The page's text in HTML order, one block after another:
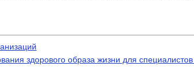
здорового образа жизни для специалистов